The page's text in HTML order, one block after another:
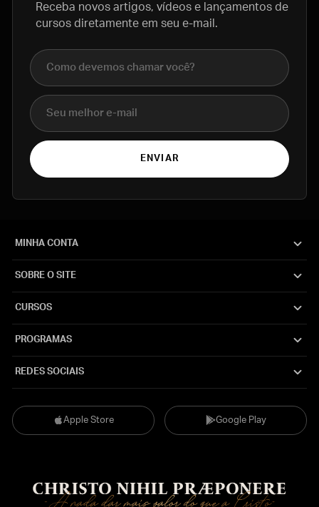
Receba novos artigos, vídeos e lançamentos de
cursos diretamente em seu e-mail.
Nome completo
E-mail
ENVIAR
Apple Store Google Play
MINHA CONTA
SOBRE O SITE
CURSOS
PROGRAMAS
REDES SOCIAIS